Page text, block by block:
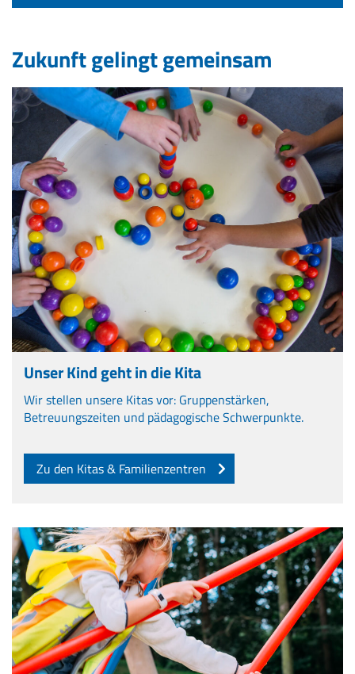
Zukunft gelingt gemeinsam
Unser Kind geht in die Kita
Wir stellen unsere Kitas vor: Gruppenstärken,
Betreuungszeiten und pädagogische Schwerpunkte.
Zu den Kitas & Familienzentren